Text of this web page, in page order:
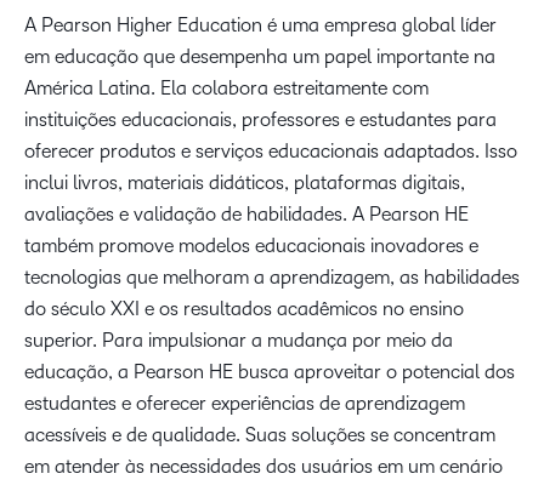
A Pearson Higher Education é uma empresa global líder
em educação que desempenha um papel importante na
América Latina. Ela colabora estreitamente com
instituições educacionais, professores e estudantes para
oferecer produtos e serviços educacionais adaptados. Isso
inclui livros, materiais didáticos, plataformas digitais,
avaliações e validação de habilidades. A Pearson HE
também promove modelos educacionais inovadores e
tecnologias que melhoram a aprendizagem, as habilidades
do século XXI e os resultados acadêmicos no ensino
superior. Para impulsionar a mudança por meio da
educação, a Pearson HE busca aproveitar o potencial dos
estudantes e oferecer experiências de aprendizagem
acessíveis e de qualidade. Suas soluções se concentram
em atender às necessidades dos usuários em um cenário